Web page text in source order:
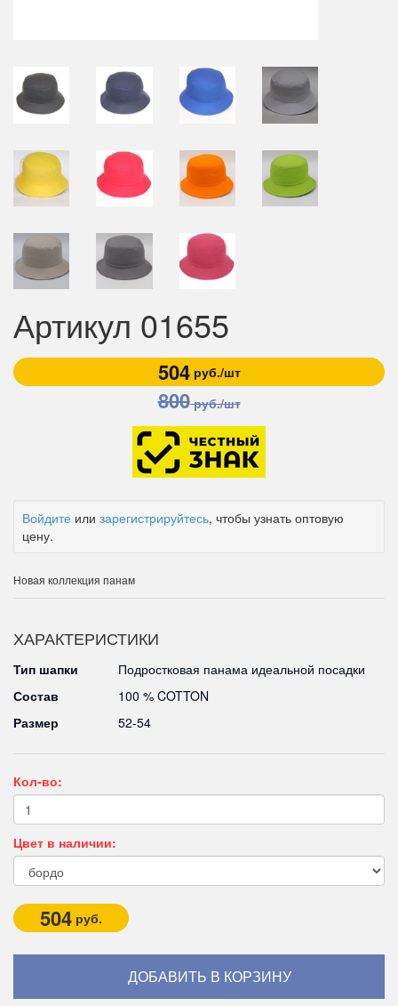
Артикул 01655
504руб./шт
800руб./шт
Войдите или зарегистрируйтесь, чтобы узнать оптовую
цену.
Новая коллекция панам
ХАРАКТЕРИСТИКИ
Тип шапки
Подростковая панама идеальной посадки
Состав
100 % COTTON
Размер
52-54
Кол-во:
Цвет в наличии:
504 руб.